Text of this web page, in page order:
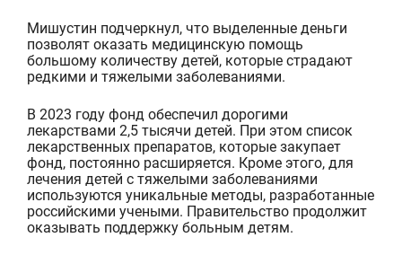
Мишустин подчеркнул, что выделенныеденьги
позволят оказать медицинскую помощь
большому количеству детей, которые страдают
редкими и тяжелыми заболеваниями.
В 2023 году фонд обеспечил дорогими
лекарствами 2,5 тысячи детей. При этом список
лекарственных препаратов, которые закупает
фонд,постоянно расширяется. Кроме этого, для
лечения детей с тяжелыми заболеваниями
используются уникальные методы, разработанные
российскими учеными. Правительство продолжит
оказывать поддержку больным детям.